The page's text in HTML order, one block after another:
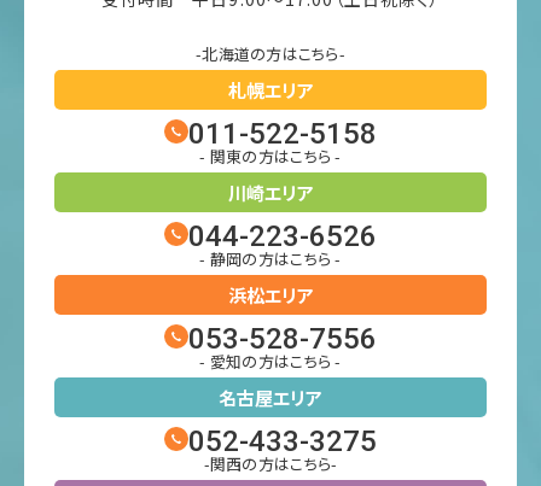
-北海道の方はこちら-
札幌エリア
011-522-5158
- 関東の方はこちら -
川崎エリア
044-223-6526
- 静岡の方はこちら -
浜松エリア
053-528-7556
- 愛知の方はこちら -
名古屋エリア
052-433-3275
-関西の方はこちら-